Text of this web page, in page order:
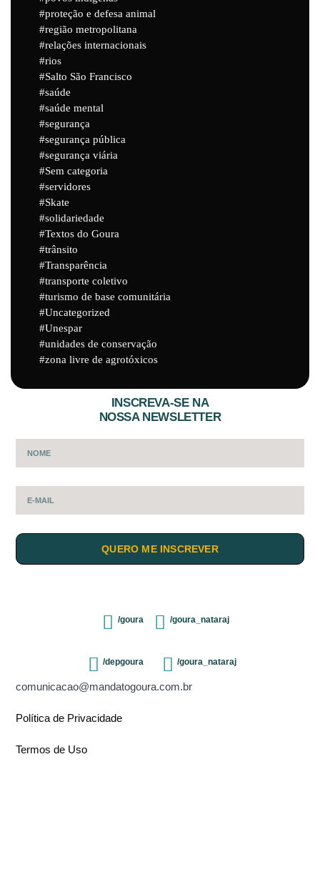
proteção e defesa animal
região metropolitana
relações internacionais
rios
Salto São Francisco
saúde
saúde mental
segurança
segurança pública
segurança viária
Sem categoria
servidores
Skate
solidariedade
Textos do Goura
trânsito
Transparência
transporte coletivo
turismo de base comunitária
Uncategorized
Unespar
unidades de conservação
zona livre de agrotóxicos
INSCREVA-SE NA
NOSSA NEWSLETTER
QUERO ME INSCREVER
/goura /goura_nataraj
/depgoura /goura_nataraj
comunicacao@mandatogoura.com.br
Política de Privacidade
Termos de Uso